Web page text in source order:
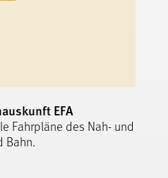
EFA
Fahrpläne des Nah- und
Bahn.